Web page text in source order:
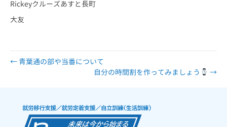
Rickeyクルーズあすと長町
大友
← 青葉通の部や当番について
自分の時間割を作ってみましょう
→